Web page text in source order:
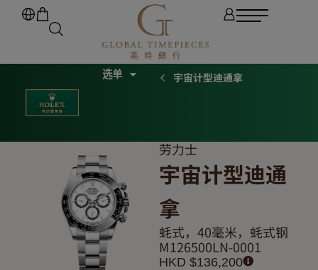
宇宙计型迪通拿
劳力士
宇宙计型迪通
拿
蚝式，40毫米，蚝式钢
M126500LN-0001
HKD $136,200